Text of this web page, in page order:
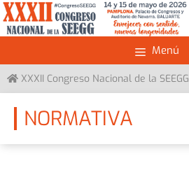
Saltar
al
Menú
XXXII Congreso Nacional de la SEEGG
NORMATIVA